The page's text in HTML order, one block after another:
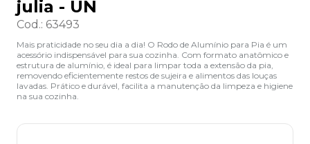
julia - UN
Cod.: 63493
Mais praticidade no seu dia a dia! O Rodo de Alumínio para Pia é um
acessório indispensável para sua cozinha. Com formato anatômico e
estrutura de alumínio, é ideal para limpar toda a extensão da pia,
removendo eficientemente restos de sujeira e alimentos das louças
lavadas. Prático e durável, facilita a manutenção da limpeza e higiene
na sua cozinha.